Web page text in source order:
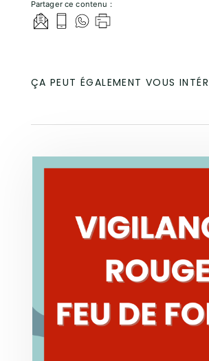
Partager ce contenu :
ÇA PEUT ÉGALEMENT VOUS